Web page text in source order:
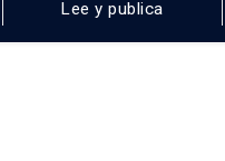
Lee y publica